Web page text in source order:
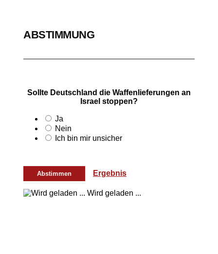
ABSTIMMUNG
Sollte Deutschland die Waffenlieferungen an
Israel stoppen?
Ja
Nein
Ich bin mir unsicher
Ergebnis
Wird geladen ...